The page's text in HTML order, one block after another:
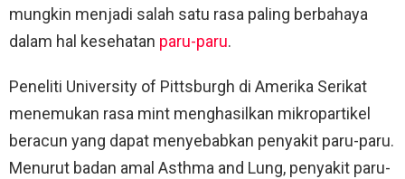
mungkin menjadi salah satu rasa paling berbahaya
dalam hal kesehatan paru-paru.
Peneliti University of Pittsburgh di Amerika Serikat
menemukan rasa mint menghasilkan mikropartikel
beracun yang dapat menyebabkan penyakit paru-paru.
Menurut badan amal Asthma and Lung, penyakit paru-